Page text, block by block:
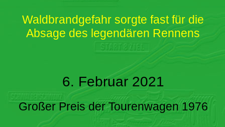
Waldbrandgefahr sorgte fast für die
Absage des legendären Rennens
6. Februar 2021
Großer Preis der Tourenwagen 1976